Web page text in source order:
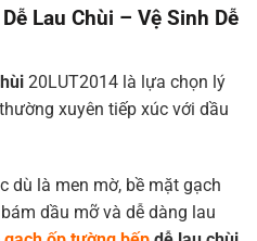
Lau Chùi – Vệ Sinh Dễ
20LUT2014 là lựa chọn lý
xuyên tiếp xúc với dầu
dù là men mờ, bề mặt gạch
dầu mỡ và dễ dàng lau